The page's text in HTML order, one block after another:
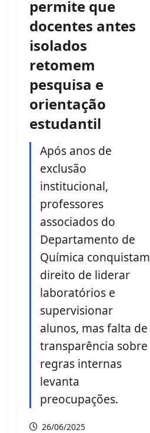
permite que
docentes antes
isolados
retomem
pesquisa e
orientação
estudantil
Após anos de
exclusão
institucional,
professores
associados do
Departamento de
Química conquistam
direito de liderar
laboratórios e
supervisionar
alunos, mas falta de
transparência sobre
regras internas
levanta
preocupações.
26/06/2025